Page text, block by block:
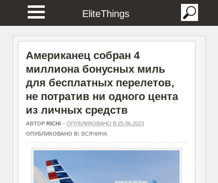
EliteThings
Американец собран 4
миллиона бонусных миль
для бесплатных перелетов,
не потратив ни одного цента
из личных средств
АВТОР RICHI– ОПУБЛИКОВАНО В 25.06.2023
ОПУБЛИКОВАНО В: ВСЯЧИНА